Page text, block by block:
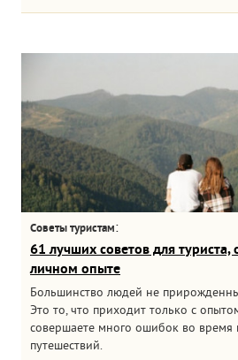
Советы туристам:
61 лучших советов для
личном опыте
Большинство людей не
Это то, что приходит только с
совершаете много ошибок во время
путешествий.